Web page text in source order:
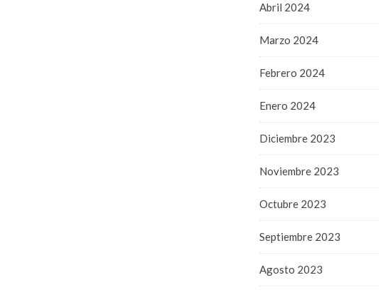
Abril 2024
Marzo 2024
Febrero 2024
Enero 2024
Diciembre 2023
Noviembre 2023
Octubre 2023
Septiembre 2023
Agosto 2023